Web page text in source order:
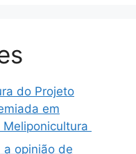
do Projeto
em
a opinião de